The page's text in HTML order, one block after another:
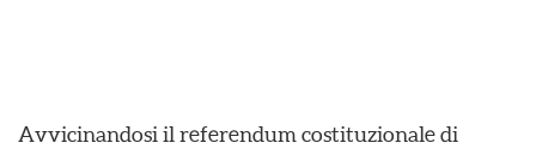
Avvicinandosi il referendum costituzionale di